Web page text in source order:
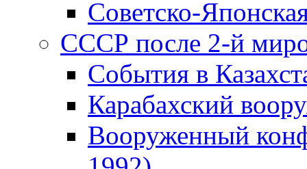
Советско-
СССР после 2-й
События в
Карабахский
Вооруженный